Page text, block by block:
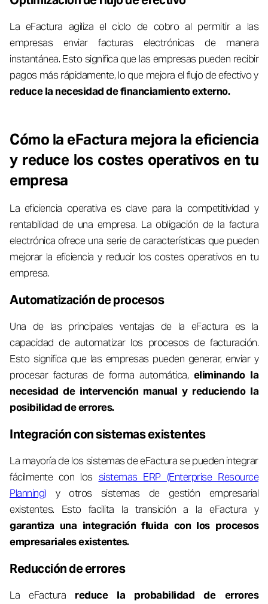
La eFactura agiliza el ciclo de cobro al permitir a las
empresas enviar facturas electrónicas de manera
instantánea. Esto significa que las empresas pueden recibir
pagos más rápidamente, lo que mejora el flujo de efectivo y
reduce la necesidad de financiamiento externo.
Cómo la eFactura mejora la eficiencia
y reduce los costes operativos en tu
empresa
La eficiencia operativa es clave para la competitividad y
rentabilidad de una empresa. La obligación de la factura
electrónica ofrece una serie de características que pueden
mejorar la eficiencia y reducir los costes operativos en tu
empresa.
Automatización de procesos
Una de las principales ventajas de la eFactura es la
capacidad de automatizar los procesos de facturación.
Esto significa que las empresas pueden generar, enviar y
procesar facturas de forma automática, eliminando la
necesidad de intervención manual y reduciendo la
posibilidad de errores.
Integración con sistemas existentes
La mayoría de los sistemas de eFactura se pueden integrar
fácilmente con los sistemas ERP (Enterprise Resource
Planning) y otros sistemas de gestión empresarial
existentes. Esto facilita la transición a la eFactura y
garantiza una integración fluida con los procesos
empresariales existentes.
Reducción de errores
La eFactura reduce la probabilidad de errores